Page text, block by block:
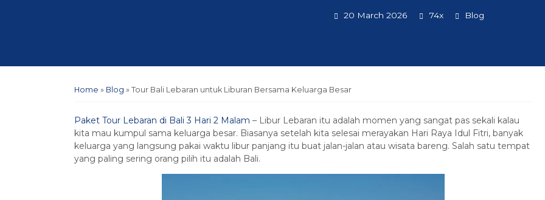
20 March 2026 74x Blog
Home » Blog » Tour Bali Lebaran untuk Liburan Bersama Keluarga Besar
Paket Tour Lebaran di Bali 3 Hari 2 Malam – Libur Lebaran itu adalah momen yang sangat pas sekali kalau
kita mau kumpul sama keluarga besar. Biasanya setelah kita selesai merayakan Hari Raya Idul Fitri, banyak
keluarga yang langsung pakai waktu libur panjang itu buat jalan-jalan atau wisata bareng. Salah satu tempat
yang paling sering orang pilih itu adalah Bali.